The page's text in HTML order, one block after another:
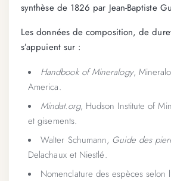
synthèse de 1826 par Jean-Baptiste
Les données de composition, de
s’appuient sur :
Handbook of Mineralogy,
America.
Mindat.org, Hudson Institute of
et gisements.
Walter Schumann, Guide des
Delachaux et Niestlé.
Nomenclature des espèces selon